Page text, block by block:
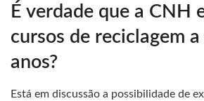
É verdade que a CNH
cursos de reciclagem a
anos?
Está em discussão a possibilidade de